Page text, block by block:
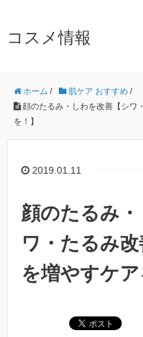
コスメ情報
ホーム / 肌ケア おすすめ /
顔のたるみ・しわを改善【シワ
を！】
2019.01.11
顔のたるみ
ワ・たるみ
を増やすケア